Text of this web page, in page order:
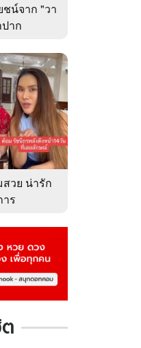
ชน์จาก "วา
าก
วย น่ารัก
ร